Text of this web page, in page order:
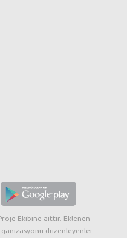
Ekibine aittir. Eklenen
düzenleyenler